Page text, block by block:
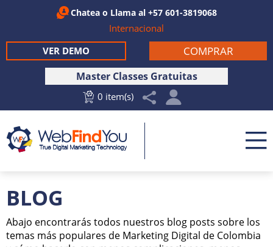
Chatea o Llama al +57 601-3819068
Internacional
Master Classes Gratuitas
0 item(s)
COMPRAR
VER DEMO
BLOG
Abajo encontrarás todos nuestros blog posts sobre los
temas más populares de Marketing Digital de Colombia